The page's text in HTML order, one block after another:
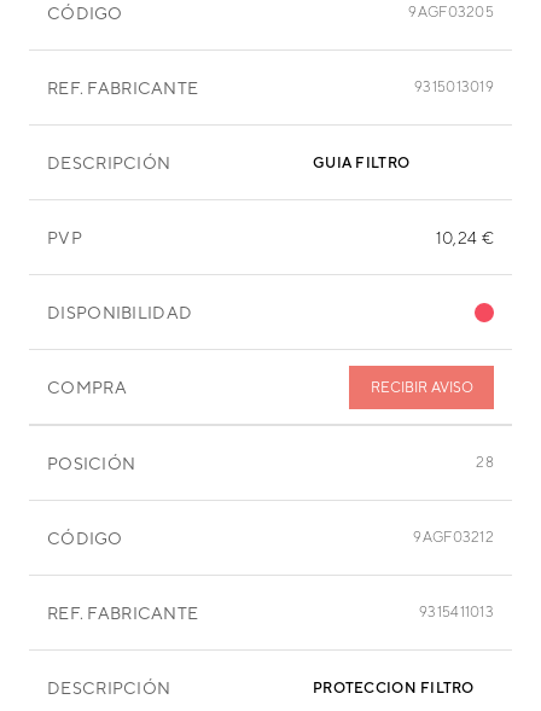
CÓDIGO 9AGF03205
REF. FABRICANTE 9315013019
DESCRIPCIÓN GUIA FILTRO
PVP 10,24 €
DISPONIBILIDAD
COMPRA RECIBIR AVISO
POSICIÓN 28
CÓDIGO 9AGF03212
REF. FABRICANTE 9315411013
DESCRIPCIÓN PROTECCION FILTRO